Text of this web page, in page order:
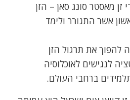
זן מאסטר סונג סאן – הזן
אשר התגורר ולימד
להפוך את תרגול הזן
לנגישים לאוכלוסיה
ברחבי העולם.